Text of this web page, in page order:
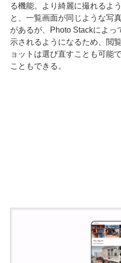
る機能。より綺麗に撮れるよ
と、一覧画面が同じような写
があるが、Photo Stackによっ
示されるようになるため、閲
ョットは選び直すことも可能
こともできる。